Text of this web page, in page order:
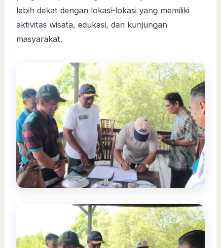
lebih dekat dengan lokasi-lokasi yang memiliki
aktivitas wisata, edukasi, dan kunjungan
masyarakat.